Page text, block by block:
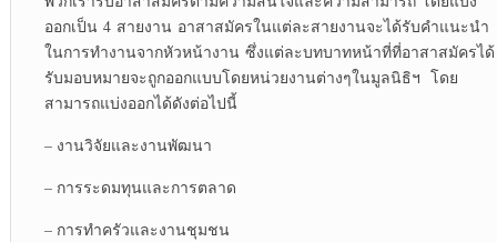
ออกเป็น 4 สายงาน อาสาสมัครในแต่ละสายงานจะ​ได้รับคำแนะนำ
ในการทำงานจากหัวหน้างาน ซึ่งแต่ละบทบาทหน้าที่ที่อาสาสมัครได้
รับมอบหมายจะถูกออกแบบ​โดยหน่วยงานต่างๆในมูลนิธิฯ โดย
สามารถแบ่งออกได้ดังต่อไปนี้
– งานวิจัยและงานพัฒนา
– การระดมทุนและการตลาด
– การทำครัวและงานชุมชน